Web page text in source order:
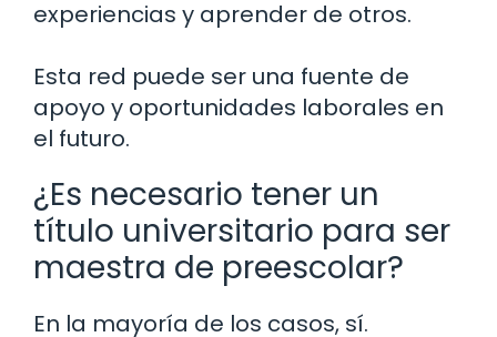
experiencias y aprender de otros.
Esta red puede ser una fuente de
apoyo y oportunidades laborales en
el futuro.
¿Es necesario tener un
título universitario para ser
maestra de preescolar?
En la mayoría de los casos, sí.